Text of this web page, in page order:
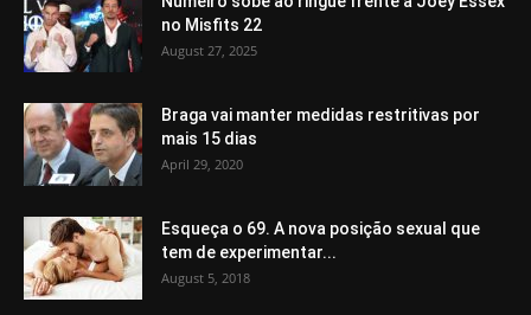
no Misfits 22
August 27, 2025
Braga vai manter medidas restritivas por
mais 15 dias
April 29, 2020
Esqueça o 69. A nova posição sexual que
tem de experimentar...
August 5, 2018